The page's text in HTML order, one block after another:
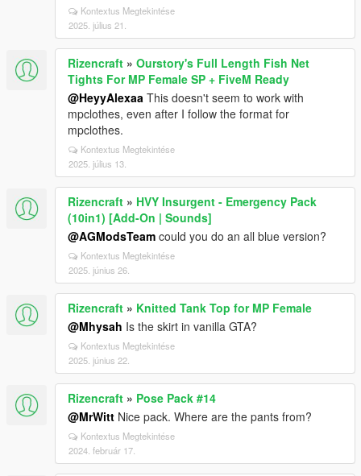
Kontextus Megtekintése
2025. július 21.
Rizencraft » Ourstory's Full Length Fish Net
Tights For MP Female SP + FiveM Ready
@HeyyAlexaa This doesn't seem to work with
mpclothes, even after I follow the format for
mpclothes.
Kontextus Megtekintése
2025. július 13.
Rizencraft » HVY Insurgent - Emergency Pack
(10in1) [Add-On | Sounds]
@AGModsTeam could you do an all blue version?
Kontextus Megtekintése
2025. június 26.
Rizencraft » Knitted Tank Top for MP Female
@Mhysah Is the skirt in vanilla GTA?
Kontextus Megtekintése
2025. június 22.
Rizencraft » Pose Pack #14
@MrWitt Nice pack. Where are the pants from?
Kontextus Megtekintése
2024. február 17.